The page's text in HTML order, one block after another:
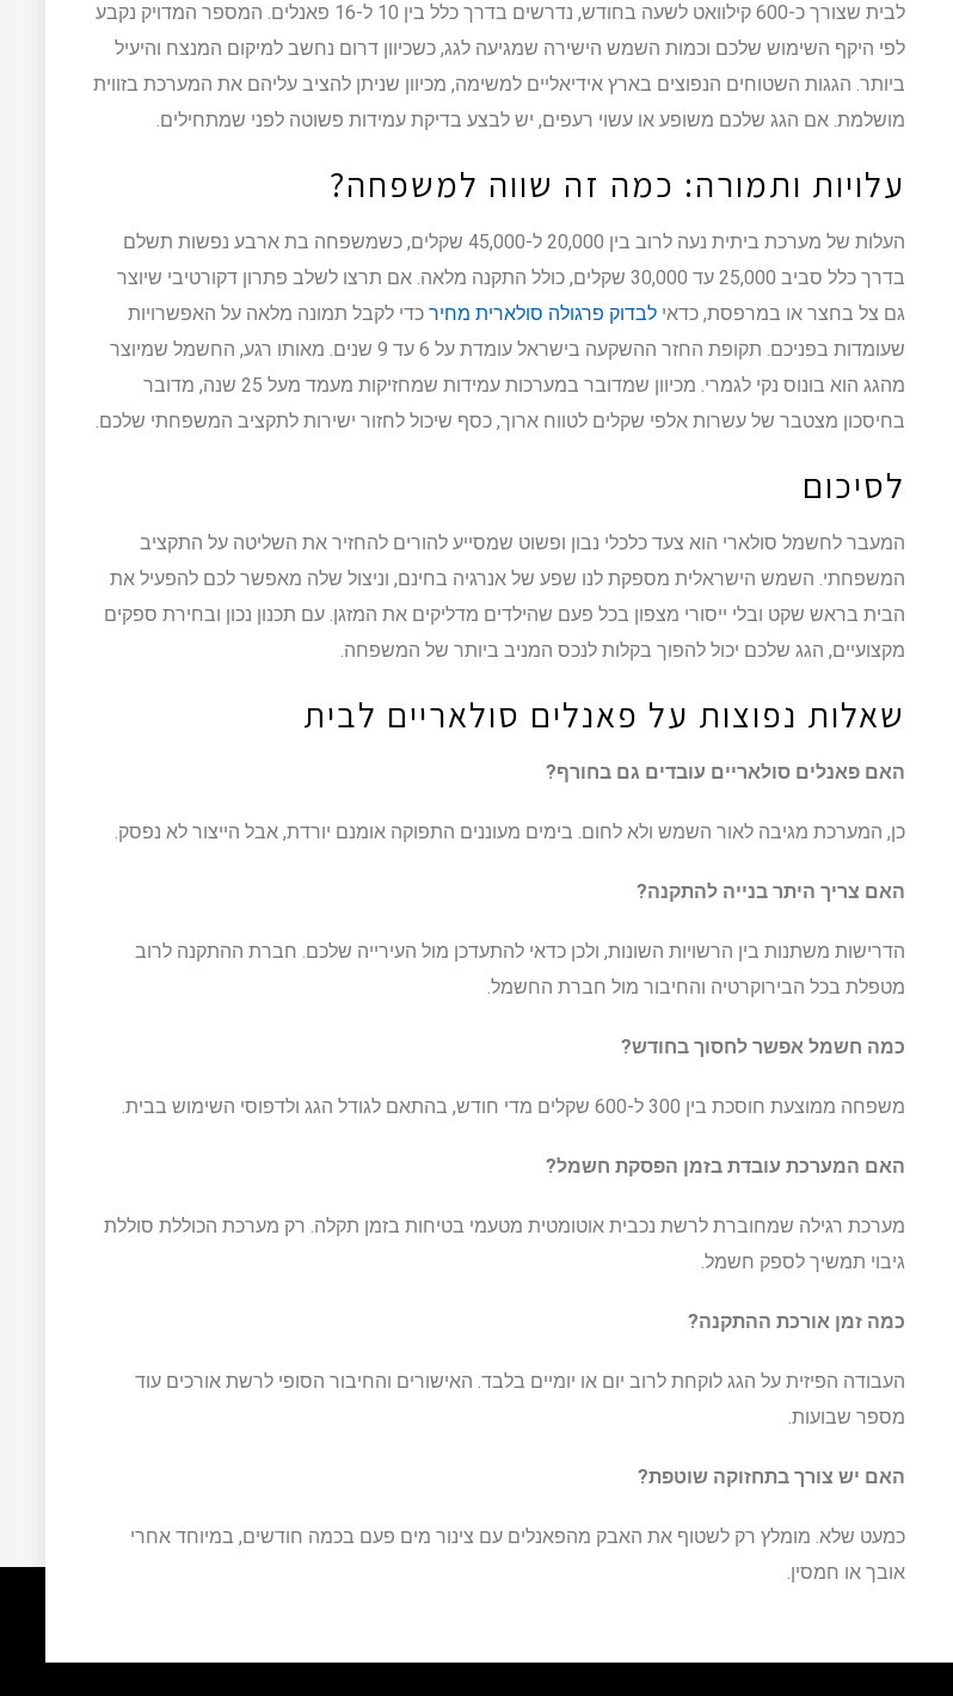
לבית שצורך כ-600 קילוואט לשעה בחודש, נדרשים בדרך כלל בין 10 ל-16 פאנלים. המספר המדויק נקבע
לפי היקף השימוש שלכם וכמות השמש הישירה שמגיעה לגג, כשכיוון דרום נחשב למיקום המנצח והיעיל
ביותר. הגגות השטוחים הנפוצים בארץ אידיאליים למשימה, מכיוון שניתן להציב עליהם את המערכת בזווית
מושלמת. אם הגג שלכם משופע או עשוי רעפים, יש לבצע בדיקת עמידות פשוטה לפני שמתחילים.
עלויות ותמורה: כמה זה שווה למשפחה?
העלות של מערכת ביתית נעה לרוב בין 20,000 ל-45,000 שקלים, כשמשפחה בת ארבע נפשות תשלם
בדרך כלל סביב 25,000 עד 30,000 שקלים, כולל התקנה מלאה. אם תרצו לשלב פתרון דקורטיבי שיוצר
גם צל בחצר או במרפסת, כדאי לבדוק פרגולה סולארית מחיר כדי לקבל תמונה מלאה על האפשרויות
שעומדות בפניכם. תקופת החזר ההשקעה בישראל עומדת על 6 עד 9 שנים. מאותו רגע, החשמל שמיוצר
מהגג הוא בונוס נקי לגמרי. מכיוון שמדובר במערכות עמידות שמחזיקות מעמד מעל 25 שנה, מדובר
בחיסכון מצטבר של עשרות אלפי שקלים לטווח ארוך, כסף שיכול לחזור ישירות לתקציב המשפחתי שלכם.
לסיכום
המעבר לחשמל סולארי הוא צעד כלכלי נבון ופשוט שמסייע להורים להחזיר את השליטה על התקציב
המשפחתי. השמש הישראלית מספקת לנו שפע של אנרגיה בחינם, וניצול שלה מאפשר לכם להפעיל את
הבית בראש שקט ובלי ייסורי מצפון בכל פעם שהילדים מדליקים את המזגן. עם תכנון נכון ובחירת ספקים
מקצועיים, הגג שלכם יכול להפוך בקלות לנכס המניב ביותר של המשפחה.
שאלות נפוצות על פאנלים סולאריים לבית
האם פאנלים סולאריים עובדים גם בחורף?
כן, המערכת מגיבה לאור השמש ולא לחום. בימים מעוננים התפוקה אומנם יורדת, אבל הייצור לא נפסק.
האם צריך היתר בנייה להתקנה?
הדרישות משתנות בין הרשויות השונות, ולכן כדאי להתעדכן מול העירייה שלכם. חברת ההתקנה לרוב
מטפלת בכל הבירוקרטיה והחיבור מול חברת החשמל.
כמה חשמל אפשר לחסוך בחודש?
משפחה ממוצעת חוסכת בין 300 ל-600 שקלים מדי חודש, בהתאם לגודל הגג ולדפוסי השימוש בבית.
האם המערכת עובדת בזמן הפסקת חשמל?
מערכת רגילה שמחוברת לרשת נכבית אוטומטית מטעמי בטיחות בזמן תקלה. רק מערכת הכוללת סוללת
גיבוי תמשיך לספק חשמל.
כמה זמן אורכת ההתקנה?
העבודה הפיזית על הגג לוקחת לרוב יום או יומיים בלבד. האישורים והחיבור הסופי לרשת אורכים עוד
מספר שבועות.
האם יש צורך בתחזוקה שוטפת?
כמעט שלא. מומלץ רק לשטוף את האבק מהפאנלים עם צינור מים פעם בכמה חודשים, במיוחד אחרי
אובך או חמסין.